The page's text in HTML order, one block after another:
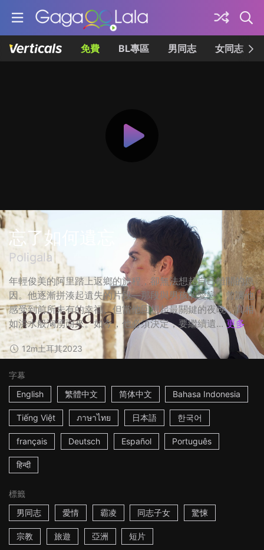
免費 BL專區 男同志 女同志
忘了如何遺忘
Poligala
年輕俊美的阿里踏上返鄉的旅程，卻無法想起自己離開的原
因。他逐漸拼湊起遺失的片段—那段與男孩的愛戀，曾讓他
感受到前所未有的幸福。但當他回想起最關鍵的夜晚，真相
如洪水般洶湧而來。如今，他必須決定，要繼續遺... 更多
12m土耳其2023
字幕
English
繁體中文 简体中文 Bahasa Indonesia
Tiếng Việt ภาษาไทย 日本語 한국어
français Deutsch Español Português
हिन्दी
標籤
男同志
愛情 霸凌 同志子女 驚悚
宗教 旅遊 亞洲 短片